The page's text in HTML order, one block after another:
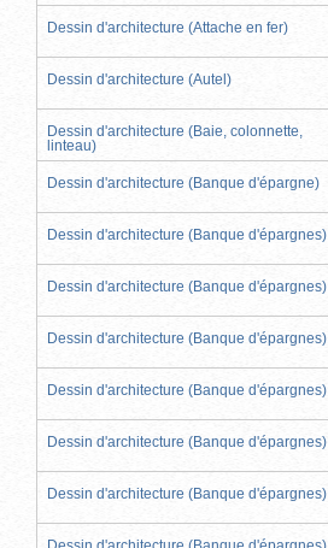
Dessin d'architecture (Attache en fer)
Dessin d'architecture (Autel)
Dessin d'architecture (Baie, colonnette,
linteau)
Dessin d'architecture (Banque d'épargne)
Dessin d'architecture (Banque d'épargnes)
Dessin d'architecture (Banque d'épargnes)
Dessin d'architecture (Banque d'épargnes)
Dessin d'architecture (Banque d'épargnes)
Dessin d'architecture (Banque d'épargnes)
Dessin d'architecture (Banque d'épargnes)